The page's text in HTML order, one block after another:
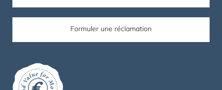
Formuler une réclamation